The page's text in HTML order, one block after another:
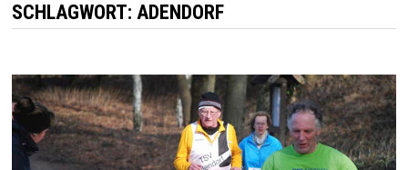
SCHLAGWORT: ADENDORF